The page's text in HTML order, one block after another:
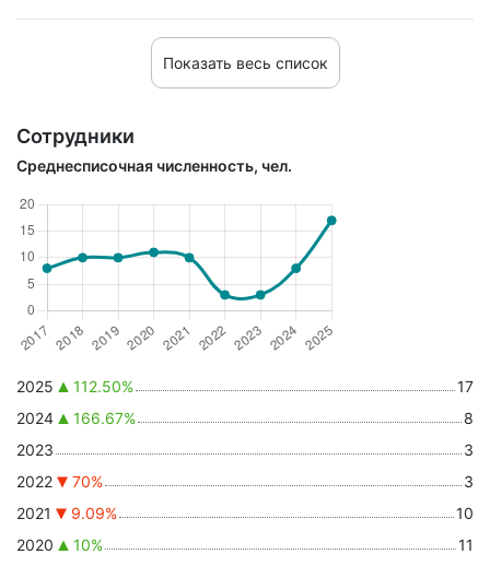
Показать весь список
Сотрудники
Среднесписочная численность, чел.
2025 112.50%
17
2024
166.67%
8
2023
3
2022
70%
3
2021
9.09%
10
2020
10%
11